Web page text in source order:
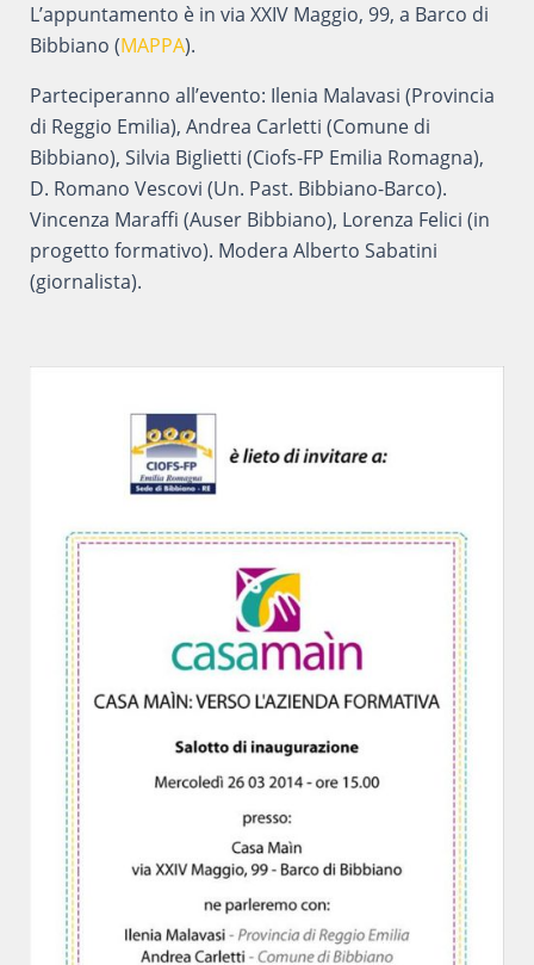
L’appuntamento è in via XXIV Maggio, 99, a Barco di
Bibbiano (MAPPA).
Parteciperanno all’evento: Ilenia Malavasi (Provincia
di Reggio Emilia), Andrea Carletti (Comune di
Bibbiano), Silvia Biglietti (Ciofs-FP Emilia Romagna),
D. Romano Vescovi (Un. Past. Bibbiano-Barco).
Vincenza Maraffi (Auser Bibbiano), Lorenza Felici (in
progetto formativo). Modera Alberto Sabatini
(giornalista).